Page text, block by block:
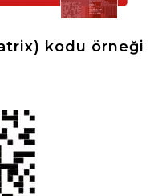
kodu örneği